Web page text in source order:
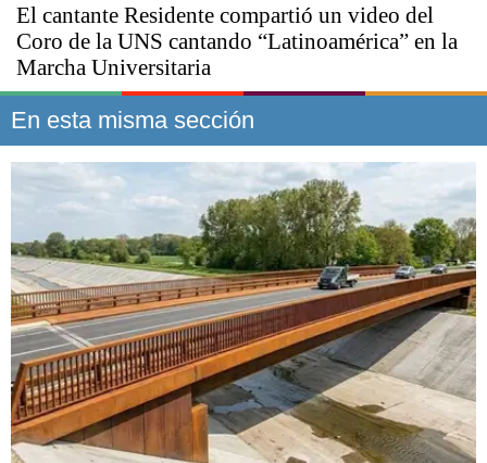
El cantante Residente compartió un video del
Coro de la UNS cantando “Latinoamérica” en la
Marcha Universitaria
En esta misma sección